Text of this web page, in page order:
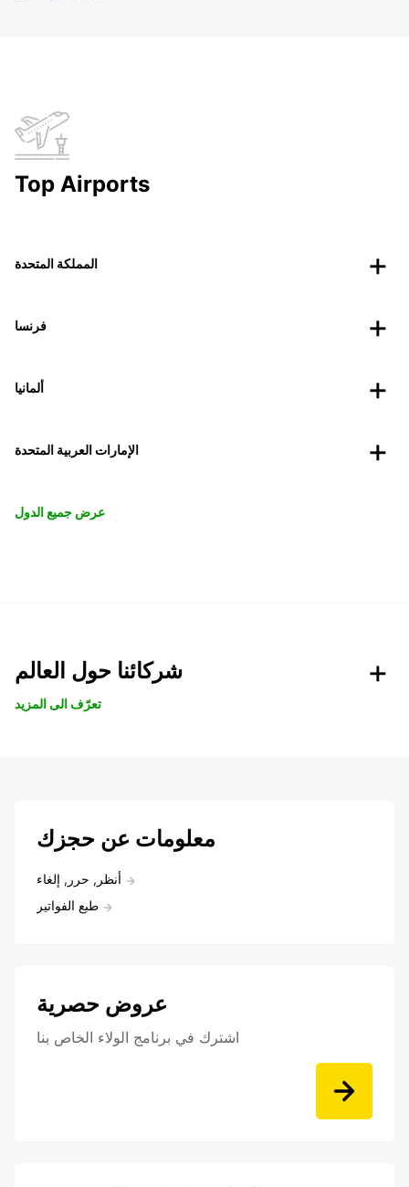
Top Airports
المملكة المتحدة
فرنسا
ألمانيا
الإمارات العربية المتحدة
عرض جميع الدول
شركائنا حول العالم
تعرّف الى المزيد
معلومات عن حجزك
أنظر, حرر, إلغاء
طبع الفواتير
عروض حصرية
اشترك في برنامج الولاء الخاص بنا